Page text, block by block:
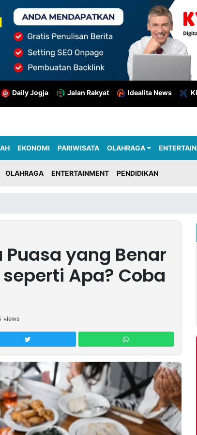
Daily Jogja Jalan Rakyat Idealita News
EKONOMI PARIWISATA OLAHRAGA
OLAHRAGA ENTERTAINMENT PENDIDIKAN
yang Benar
Apa? Coba
views